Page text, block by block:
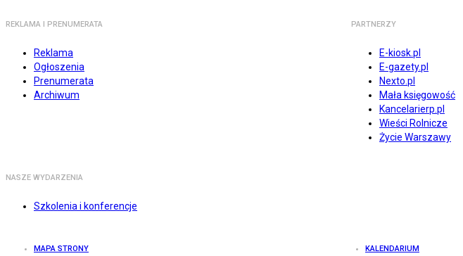
REKLAMA I PRENUMERATA
Reklama
Ogłoszenia
Prenumerata
Archiwum
PARTNERZY
E-kiosk.pl
E-gazety.pl
Nexto.pl
Mała księgowość
Kancelarierp.pl
Wieści Rolnicze
Życie Warszawy
NASZE WYDARZENIA
Szkolenia i konferencje
MAPA STRONY KALENDARIUM